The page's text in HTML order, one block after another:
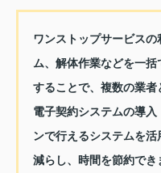
ワンストップサービスの
ム、解体作業などを一
することで、複数の業者
電子契約システムの導入
ンで行えるシステムを
減らし、時間を節約でき